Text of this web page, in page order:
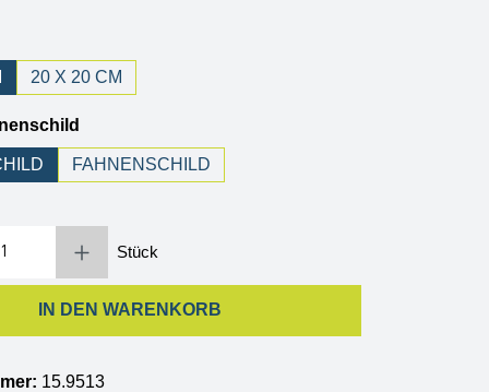
20 X 20 CM
FAHNENSCHILD
Stück
IN DEN WARENKORB
15.9513